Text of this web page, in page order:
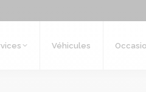
Véhicules